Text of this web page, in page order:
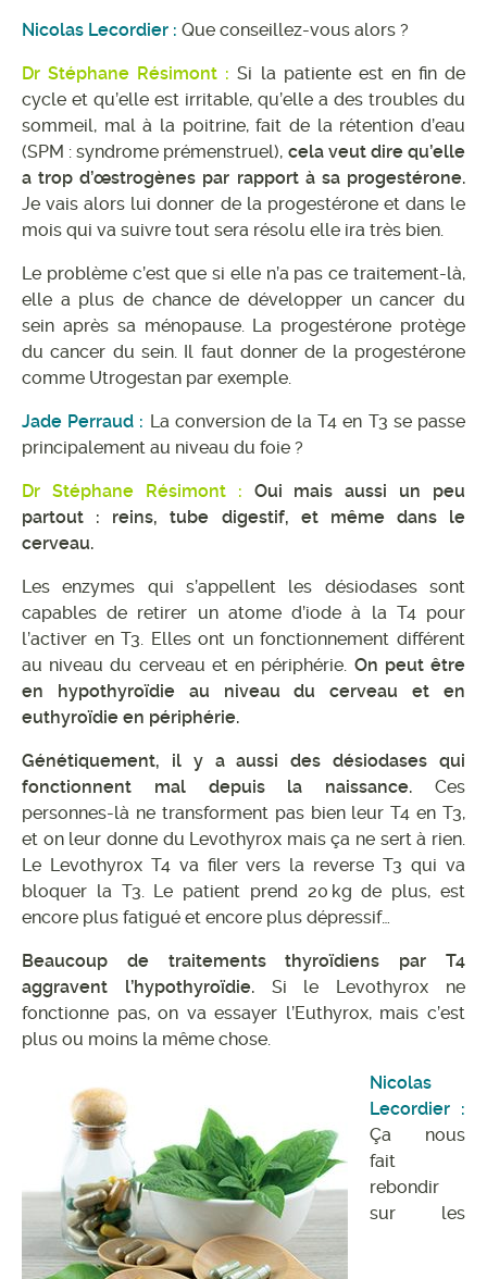
Nicolas Lecordier : Que conseillez-vous alors ?
Dr Stéphane Résimont : Si la patiente est en fin de
cycle et qu’elle est irritable, qu’elle a des troubles du
sommeil, mal à la poitrine, fait de la rétention d’eau
(SPM : syndrome prémenstruel), cela veut dire qu’elle
a trop d’œstrogènes par rapport à sa progestérone.
Je vais alors lui donner de la progestérone et dans le
mois qui va suivre tout sera résolu elle ira très bien.
Le problème c’est que si elle n’a pas ce traitement-là,
elle a plus de chance de développer un cancer du
sein après sa ménopause. La progestérone protège
du cancer du sein. Il faut donner de la progestérone
comme Utrogestan par exemple.
Jade Perraud : La conversion de la T4 en T3 se passe
principalement au niveau du foie ?
Dr Stéphane Résimont :
Oui mais aussi un peu
partout : reins, tube digestif, et même dans le
cerveau.
Les enzymes qui s’appellent les désiodases sont
capables de retirer un atome d’iode à la T4 pour
l’activer en T3. Elles ont un fonctionnement différent
au niveau du cerveau et en périphérie. On peut être
en hypothyroïdie au niveau du cerveau et en
euthyroïdie en périphérie.
Génétiquement, il y a aussi des désiodases qui
fonctionnent mal depuis la naissance. Ces
personnes-là ne transforment pas bien leur T4 en T3,
et on leur donne du Levothyrox mais ça ne sert à rien.
Le Levothyrox T4 va filer vers la reverse T3 qui va
bloquer la T3. Le patient prend 20 kg de plus, est
encore plus fatigué et encore plus dépressif…
Beaucoup de traitements thyroïdiens par T4
aggravent l’hypothyroïdie.Si le Levothyrox ne
fonctionne pas, on va essayer l’Euthyrox, mais c’est
plus ou moins la même chose.
Nicolas
Lecordier :
Ça nous
fait
rebondir
sur les